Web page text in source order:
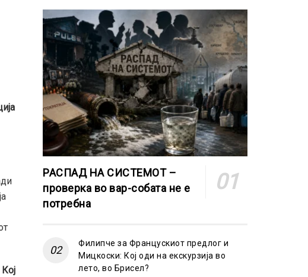
РАСПАД НА СИСТЕМОТ –
проверка во вар-собата не е
потребна
Филипче за Францускиот предлог и
Мицкоски: Кој оди на екскурзија во
лето, во Брисел?